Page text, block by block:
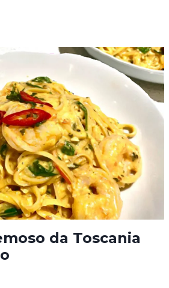
da Toscania